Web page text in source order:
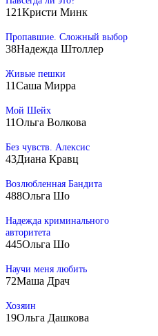
121Кристи Минк
Пропавшие. Сложный выбор
38Надежда Штоллер
Живые пешки
11Саша Мирра
Мой Шейх
11Ольга Волкова
Без чувств. Алексис
43Диана Кравц
Возлюбленная Бандита
488Ольга Шо
Надежда криминального
авторитета
445Ольга Шо
Научи меня любить
72Маша Драч
Хозяин
19Ольга Дашкова